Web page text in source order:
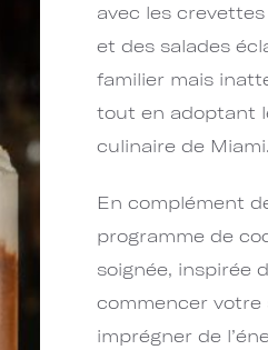
avec les
et des salades
familier mais
tout en adoptant
culinaire de Miami.
En complément
programme de
soignée, inspirée
commencer votre
imprégner de